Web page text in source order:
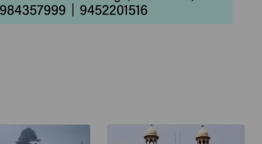
ने
किरण फाउंडेशन के “एक पौधा माँ के
नाम” अभियान के तहत पौधारोपण